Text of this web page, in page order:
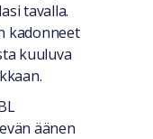
tavalla.
kadonneet
kuuluva
äänen